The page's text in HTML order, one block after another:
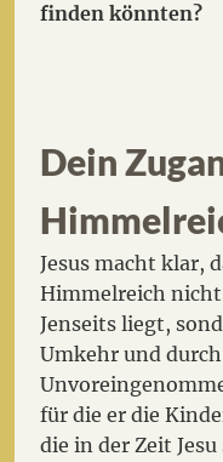
finden könnten?
Dein
Jesus macht klar,
Himmelreich
Jenseits liegt,
Umkehr und
für die er die
die in der Zeit